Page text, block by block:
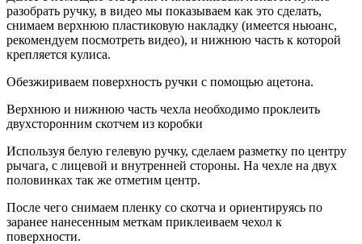
разобрать ручку, в видео мы показываем как это сделать,
снимаем верхнюю пластиковую накладку (имеется ньюанс,
рекомендуем посмотреть видео), и нижнюю часть к которой
крепляется кулиса.
Обезжириваем поверхность ручки с помощью ацетона.
Верхнюю и нижнюю часть чехла необходимо проклеить
двухсторонним скотчем из коробки
Используя белую гелевую ручку, сделаем разметку по центру
рычага, с лицевой и внутренней стороны. На чехле на двух
половинках так же отметим центр.
После чего снимаем пленку со скотча и ориентируясь по
заранее нанесенным меткам приклеиваем чехол к
поверхности.